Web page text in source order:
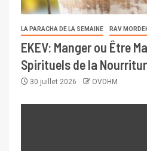
LA PARACHA DE LA SEMAINE RAV
EKEV: Manger ou Être
Spirituels de la
30 juillet 2026 OVDHM